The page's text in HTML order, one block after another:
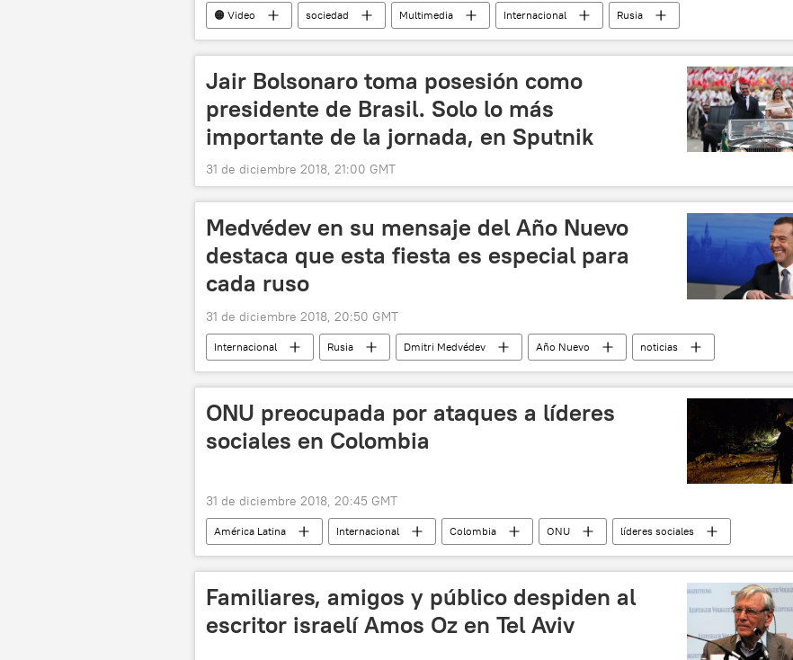
🟠 Video sociedad Multimedia Internacional
Rusia
Vladímir Putin
Año Nuevo discurso noticias
Jair Bolsonaro toma posesión como
presidente de Brasil. Solo lo más
importante de la jornada, en Sputnik
31 de diciembre 2018, 21:00 GMT
Medvédev en su mensaje del Año Nuevo
destaca que esta fiesta es especial para
cada ruso
31 de diciembre 2018, 20:50 GMT
Internacional Rusia Dmitri Medvédev Año Nuevo noticias
ONU preocupada por ataques a líderes
sociales en Colombia
31 de diciembre 2018, 20:45 GMT
América Latina Internacional Colombia ONU
líderes sociales
noticias
Familiares, amigos y público despiden al
escritor israelí Amos Oz en Tel Aviv